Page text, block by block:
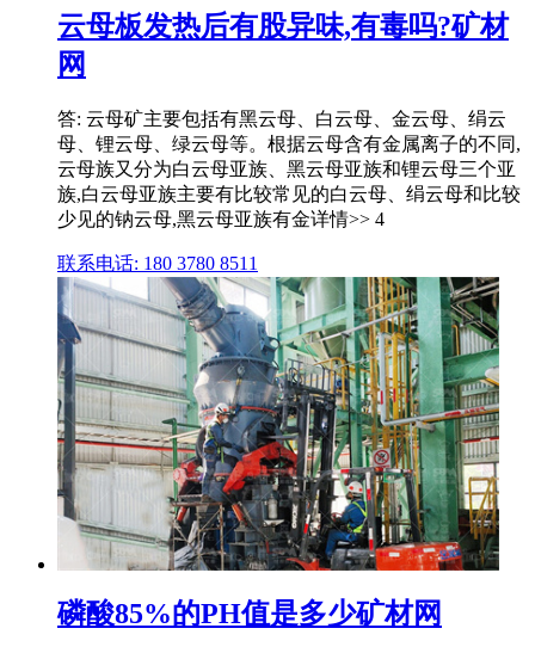
云母板发热后有股异味,有毒吗?矿材
网
答: 云母矿主要包括有黑云母、白云母、金云母、绢云
母、锂云母、绿云母等。根据云母含有金属离子的不同,
云母族又分为白云母亚族、黑云母亚族和锂云母三个亚
族,白云母亚族主要有比较常见的白云母、绢云母和比较
少见的钠云母,黑云母亚族有金详情>> 4
联系电话: 180 3780 8511
磷酸85%的PH值是多少矿材网